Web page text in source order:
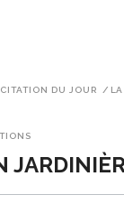
CITATION DU JOUR / LA